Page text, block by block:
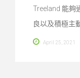
Treeland 能夠
良以及積極主
April 25, 2021